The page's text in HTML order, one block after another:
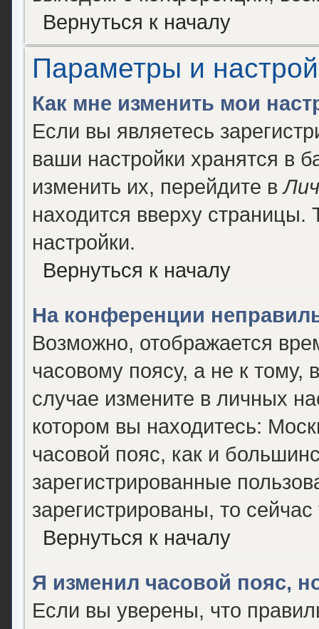
Вернуться к началу
Параметры и
Как мне изменить мои
Если вы являетесь
ваши настройки хранятся в
изменить их, перейдите в
находится вверху
настройки.
Вернуться к началу
На конференции
Возможно, отображается
часовому поясу, а не к тому,
случае измените в личных
котором вы находитесь:
часовой пояс, как и
зарегистрированные
зарегистрированы, то
Вернуться к началу
Я изменил часовой пояс,
Если вы уверены, что